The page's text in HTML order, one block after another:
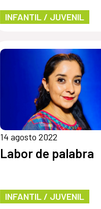
INFANTIL / JUVENIL
14 agosto 2022
Labor de palabra
INFANTIL / JUVENIL